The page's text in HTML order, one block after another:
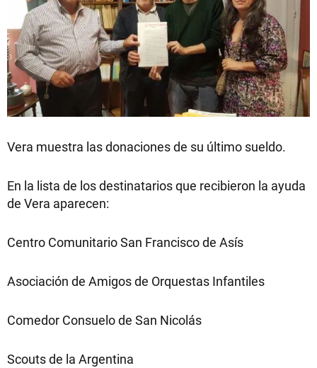
Vera muestra las donaciones de su último sueldo.
En la lista de los destinatarios que recibieron la ayuda
de Vera aparecen:
Centro Comunitario San Francisco de Asís
Asociación de Amigos de Orquestas Infantiles
Comedor Consuelo de San Nicolás
Scouts de la Argentina